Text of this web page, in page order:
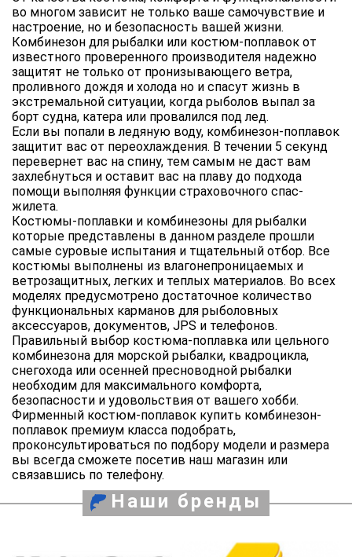
во многом зависит не только ваше самочувствие и
настроение, но и безопасность вашей жизни.
Комбинезон для рыбалки или костюм-поплавок от
известного проверенного производителя надежно
защитят не только от пронизывающего ветра,
проливного дождя и холода но и спасут жизнь в
экстремальной ситуации, когда рыболов выпал за
борт судна, катера или провалился под лед.
Если вы попали в ледяную воду, комбинезон-поплавок
защитит вас от переохлаждения. В течении 5 секунд
перевернет вас на спину, тем самым не даст вам
захлебнуться и оставит вас на плаву до подхода
помощи выполняя функции страховочного спас-
жилета.
Костюмы-поплавки и комбинезоны для рыбалки
которые представлены в данном разделе прошли
самые суровые испытания и тщательный отбор. Все
костюмы выполнены из влагонепроницаемых и
ветрозащитных, легких и теплых материалов. Во всех
моделях предусмотрено достаточное количество
функциональных карманов для рыболовных
аксессуаров, документов, JPS и телефонов.
Правильный выбор костюма-поплавка или цельного
комбинезона для морской рыбалки, квадроцикла,
снегохода или осенней пресноводной рыбалки
необходим для максимального комфорта,
безопасности и удовольствия от вашего хобби.
Фирменный костюм-поплавок купить комбинезон-
поплавок премиум класса подобрать,
проконсультироваться по подбору модели и размера
вы всегда сможете посетив наш магазин или
связавшись по телефону.
Наши бренды